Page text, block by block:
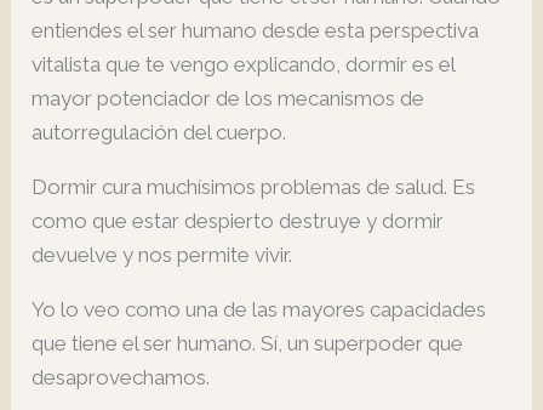
entiendes el ser humano desde esta perspectiva
vitalista que te vengo explicando, dormir es el
mayor potenciador de los mecanismos de
autorregulación del cuerpo.
Dormir cura muchísimos problemas de salud. Es
como que estar despierto destruye y dormir
devuelve y nos permite vivir.
Yo lo veo como una de las mayores capacidades
que tiene el ser humano. Sí, un superpoder que
desaprovechamos.